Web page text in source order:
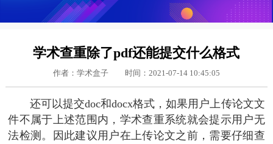
学术查重除了pdf还能提交什么格式
作者：学术盒子 时间：2021-07-14 10:45:05
还可以提交doc和docx格式，如果用户上传论文文
件不属于上述范围内，学术查重系统就会提示用户无
法检测。因此建议用户在上传论文之前，需要仔细查